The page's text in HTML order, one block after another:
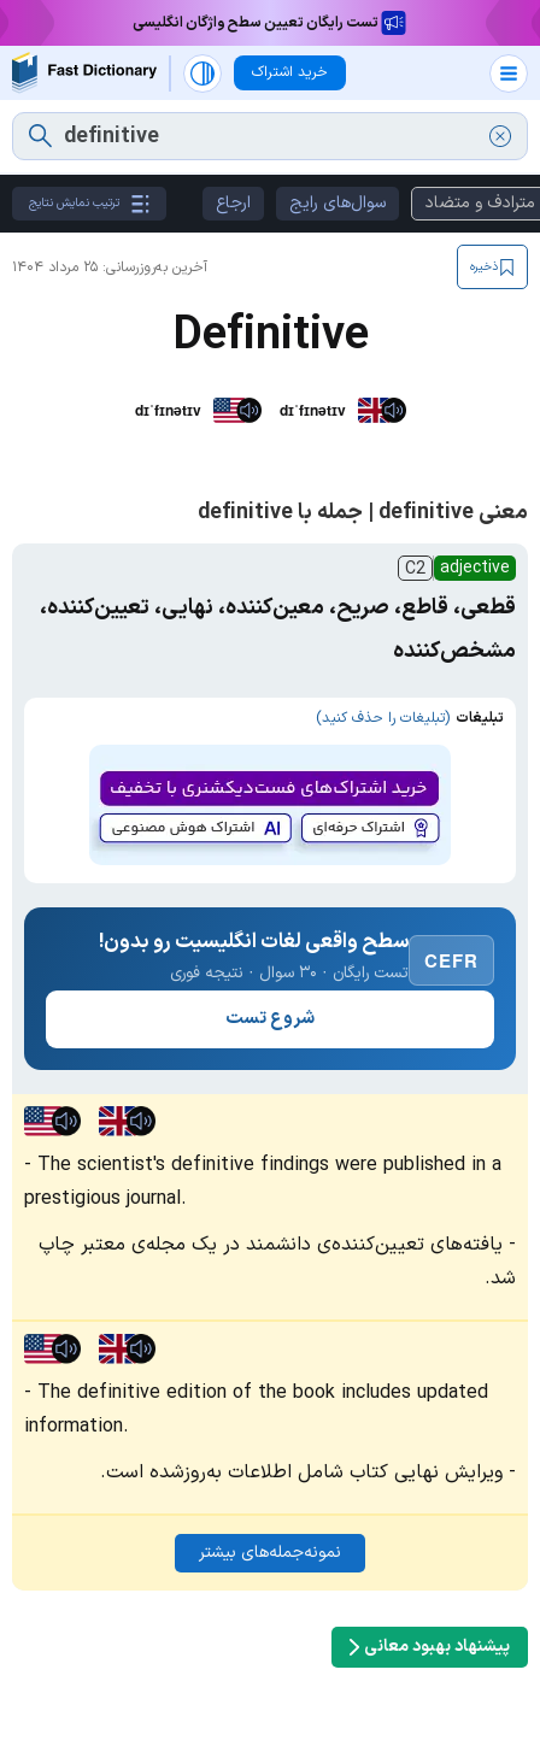
تست رایگان تعیین سطح واژگان انگلیسی
خرید اشتراک
مترادف و متضاد سوال‌های رایج ارجاع ترتیب نمایش نتایج
آخرین به‌روزرسانی: ۲۵ مرداد ۱۴۰۴ ذخیره
Definitive
dɪˈfɪnətɪv dɪˈfɪnətɪv
معنی definitive | جمله با definitive
adjective
C2
قطعی، قاطع، صریح، معین‌کننده، نهایی، تعیین‌کننده،
مشخص‌کننده
تبلیغات (تبلیغات را حذف کنید)
CEFR
سطح واقعی لغات انگلیسیت رو بدون!
تست رایگان · ۳۰ سوال · نتیجه فوری
شروع تست
The scientist's definitive findings were published in a
prestigious journal.
یافته‌های تعیین‌کننده‌ی دانشمند در یک مجله‌ی معتبر چاپ
شد.
The definitive edition of the book includes updated
information.
ویرایش نهایی کتاب شامل اطلاعات به‌روزشده است.
نمونه‌جمله‌های بیشتر
پیشنهاد بهبود معانی